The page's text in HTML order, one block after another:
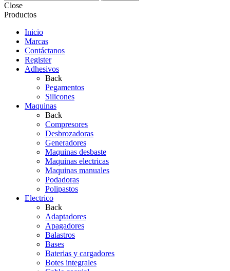
Close
Productos
Inicio
Marcas
Contáctanos
Register
Adhesivos
Back
Pegamentos
Silicones
Maquinas
Back
Compresores
Desbrozadoras
Generadores
Maquinas desbaste
Maquinas electricas
Maquinas manuales
Podadoras
Polipastos
Electrico
Back
Adaptadores
Apagadores
Balastros
Bases
Baterias y cargadores
Botes integrales